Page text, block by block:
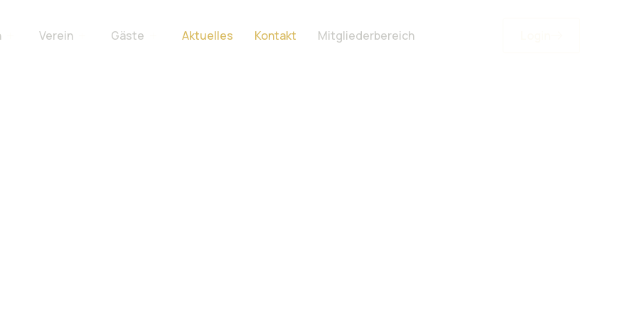
Verein Gäste Aktuelles Kontakt Mitgliederbereich